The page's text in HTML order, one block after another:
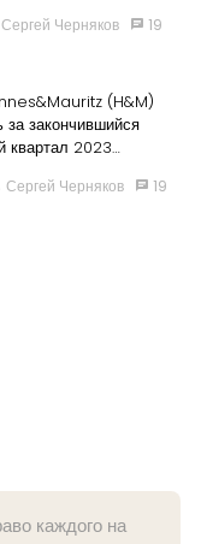
Сергей Черняков 19
(H&M)
за закончившийся
квартал 2023…
Сергей Черняков 19
каждого на